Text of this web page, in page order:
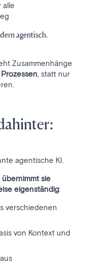
alle
agentisch.
Zusammenhänge
, statt nur
agentische KI.
übernimmt sie
eigenständig:
verschiedenen
von Kontext und